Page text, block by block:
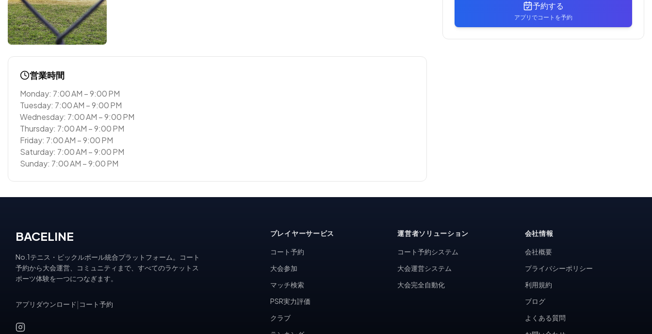
営業時間
Monday: 7:00 AM – 9:00 PM
Tuesday: 7:00 AM – 9:00 PM
Wednesday: 7:00 AM – 9:00 PM
Thursday: 7:00 AM – 9:00 PM
Friday: 7:00 AM – 9:00 PM
Saturday: 7:00 AM – 9:00 PM
Sunday: 7:00 AM – 9:00 PM
予約する
アプリでコートを予約
BACELINE
No.1テニス・ピックルボール統合プラットフォーム。コート
予約から大会運営、コミュニティまで、すべてのラケットス
ポーツ体験を一つにつなぎます。
アプリダウンロード コート予約
プレイヤーサービス
コート予約
大会参加
マッチ検索
PSR実力評価
クラブ
運営者ソリューション
コート予約システム
大会運営システム
大会完全自動化
会社情報
会社概要
プライバシーポリシー
利用規約
ブログ
よくある質問